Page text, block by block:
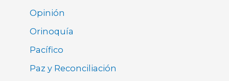
Opinión
Orinoquía
Pacífico
Paz y Reconciliación